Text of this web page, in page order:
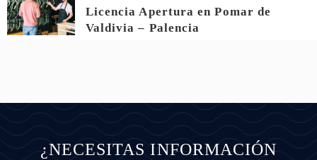
Licencia Apertura en Pomar de
Valdivia – Palencia
¿NECESITAS INFORMACIÓN